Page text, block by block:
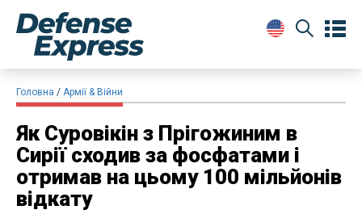
Головна Армії & Війни
Як Суровікін з Прігожиним в
Сирії сходив за фосфатами і
отримав на цьому 100 мільйонів
відкату